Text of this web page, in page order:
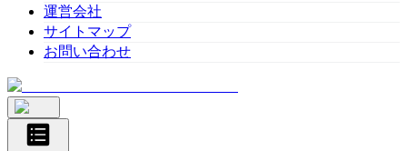
運営会社
サイトマップ
お問い合わせ